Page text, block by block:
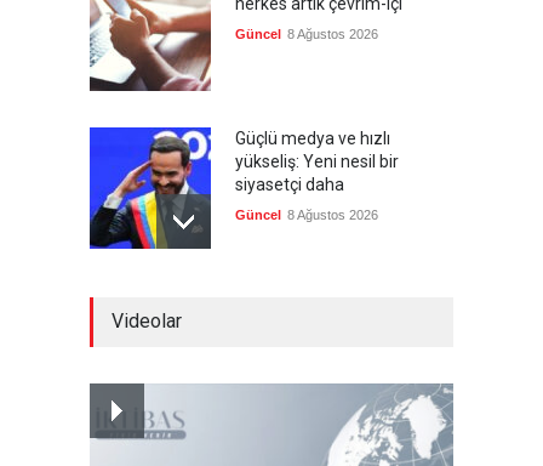
herkes artık çevrim-içi
Güncel 8 Ağustos 2026
Güçlü medya ve hızlı
yükseliş: Yeni nesil bir
siyasetçi daha
Güncel 8 Ağustos 2026
Kolombiya, solcu Petro'nun
Videolar